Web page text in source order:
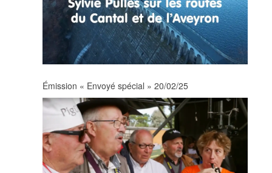
Émission « Envoyé spécial » 20/02/25